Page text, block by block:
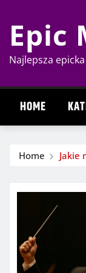
content
Epic
Najlepsza
HOME
Home Jakie